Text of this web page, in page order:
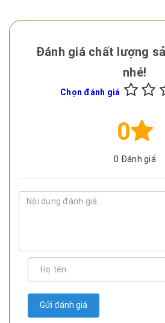
Đánh giá chất lượng
nhé!
Chọn đánh giá
0
0 Đánh giá
Gửi đánh giá